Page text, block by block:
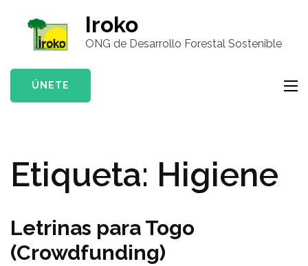
contenido
(presiona
tecla
Iroko
ONG de Desarrollo Forestal Sostenible
ÚNETE
Etiqueta: Higiene
Letrinas para Togo
(Crowdfunding)